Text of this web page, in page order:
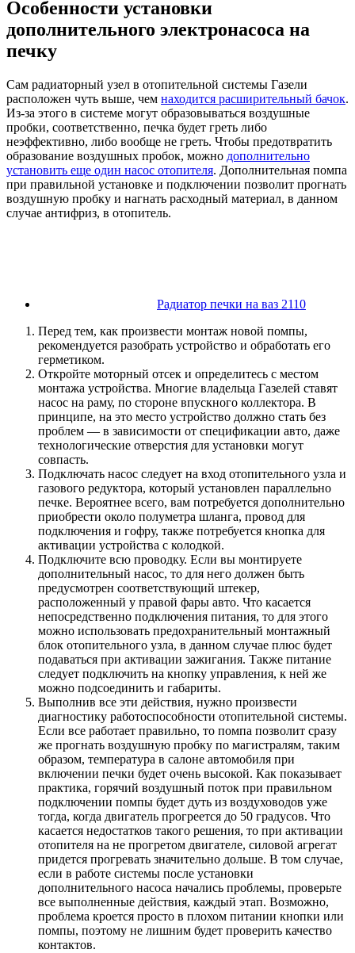
Особенности установки
дополнительного электронасоса на
печку
Сам радиаторный узел в отопительной системы Газели
расположен чуть выше, чем находится расширительный бачок.
Из-за этого в системе могут образовываться воздушные
пробки, соответственно, печка будет греть либо
неэффективно, либо вообще не греть. Чтобы предотвратить
образование воздушных пробок, можно дополнительно
установить еще один насос отопителя. Дополнительная помпа
при правильной установке и подключении позволит прогнать
воздушную пробку и нагнать расходный материал, в данном
случае антифриз, в отопитель.
Радиатор печки на ваз 2110
Перед тем, как произвести монтаж новой помпы,
рекомендуется разобрать устройство и обработать его
герметиком.
Откройте моторный отсек и определитесь с местом
монтажа устройства. Многие владельца Газелей ставят
насос на раму, по стороне впускного коллектора. В
принципе, на это место устройство должно стать без
проблем — в зависимости от спецификации авто, даже
технологические отверстия для установки могут
совпасть.
Подключать насос следует на вход отопительного узла и
газового редуктора, который установлен параллельно
печке. Вероятнее всего, вам потребуется дополнительно
приобрести около полуметра шланга, провод для
подключения и гофру, также потребуется кнопка для
активации устройства с колодкой.
Подключите всю проводку. Если вы монтируете
дополнительный насос, то для него должен быть
предусмотрен соответствующий штекер,
расположенный у правой фары авто. Что касается
непосредственно подключения питания, то для этого
можно использовать предохранительный монтажный
блок отопительного узла, в данном случае плюс будет
подаваться при активации зажигания. Также питание
следует подключить на кнопку управления, к ней же
можно подсоединить и габариты.
Выполнив все эти действия, нужно произвести
диагностику работоспособности отопительной системы.
Если все работает правильно, то помпа позволит сразу
же прогнать воздушную пробку по магистралям, таким
образом, температура в салоне автомобиля при
включении печки будет очень высокой. Как показывает
практика, горячий воздушный поток при правильном
подключении помпы будет дуть из воздуховодов уже
тогда, когда двигатель прогреется до 50 градусов. Что
касается недостатков такого решения, то при активации
отопителя на не прогретом двигателе, силовой агрегат
придется прогревать значительно дольше. В том случае,
если в работе системы после установки
дополнительного насоса начались проблемы, проверьте
все выполненные действия, каждый этап. Возможно,
проблема кроется просто в плохом питании кнопки или
помпы, поэтому не лишним будет проверить качество
контактов.